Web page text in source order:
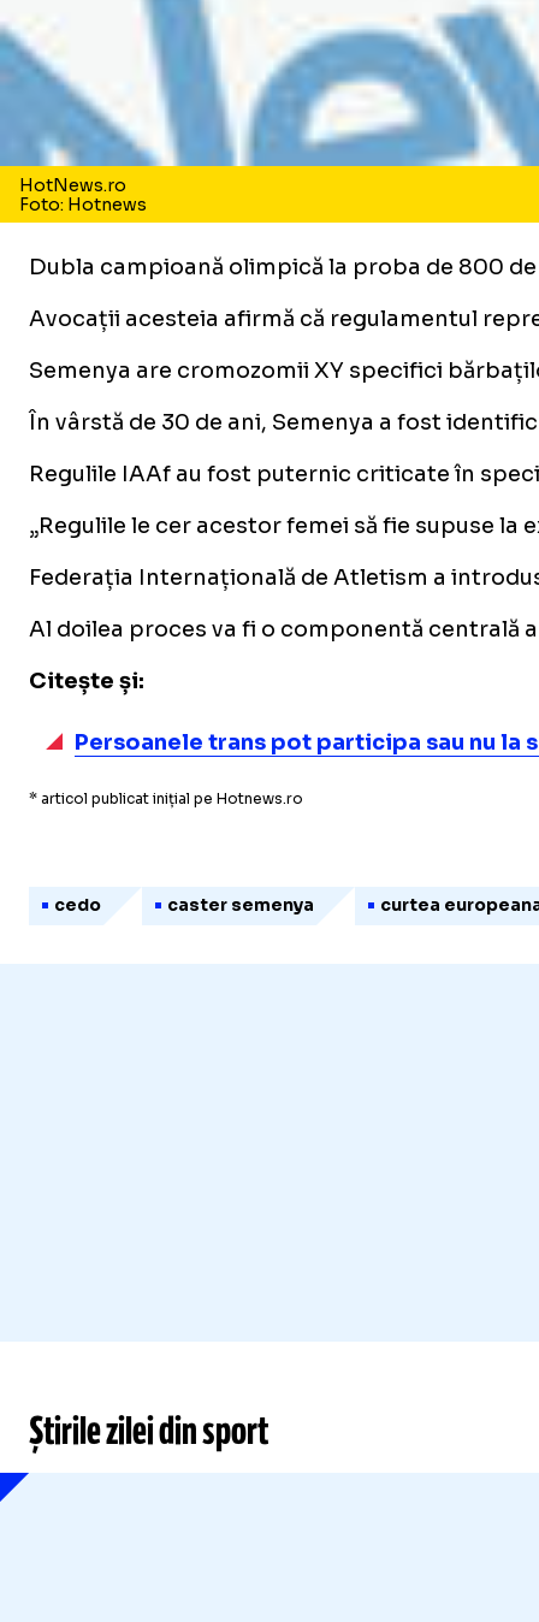
HotNews.ro
Foto: Hotnews
Dubla campioană olimpică la proba de 800
Avocații acesteia afirmă că regulamentul
Semenya are cromozomii XY specifici
În vârstă de 30 de ani, Semenya a fost
Regulile IAAf au fost puternic criticate în
„Regulile le cer acestor femei să fie supuse
Federația Internațională de Atletism a
Al doilea proces va fi o componentă centrală
Citește și:
Persoanele trans pot participa sau nu
* articol publicat inițial pe Hotnews.ro
cedo caster semenya curtea
Știrile zilei din sport